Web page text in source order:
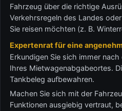
Fahrzeug über die richtige
Verkehrsregeln des Landes
Sie reisen möchten (z. B.
Expertenrat für eine
Erkundigen Sie sich immer
Ihres Mietwagenabgabeortes.
Tankbeleg aufbewahren.
Machen Sie sich mit der
Funktionen ausgiebig vertraut,